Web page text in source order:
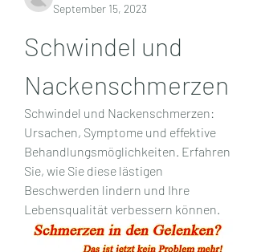
September 15, 2023
Schwindel und
Nackenschmerzen
Schwindel und Nackenschmerzen:
Ursachen, Symptome und effektive
Behandlungsmöglichkeiten. Erfahren
Sie, wie Sie diese lästigen
Beschwerden lindern und Ihre
Lebensqualität verbessern können.